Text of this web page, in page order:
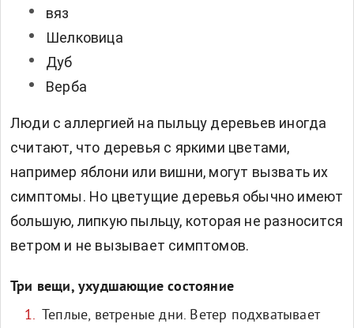
вяз
Шелковица
Дуб
Верба
Люди с аллергией на пыльцу деревьев иногда
считают, что деревья с яркими цветами,
например яблони или вишни, могут вызвать их
симптомы. Но цветущие деревья обычно имеют
большую, липкую пыльцу, которая не разносится
ветром и не вызывает симптомов.
Три вещи, ухудшающие состояние
Теплые, ветреные дни. Ветер подхватывает